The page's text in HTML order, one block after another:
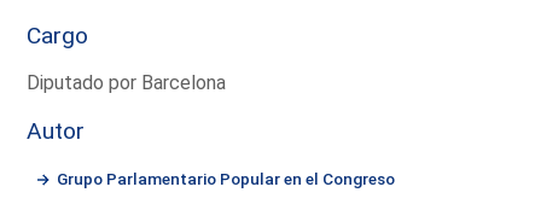
Cargo
Diputado por Barcelona
Autor
Grupo Parlamentario Popular en el Congreso